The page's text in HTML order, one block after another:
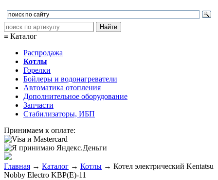
≡ Каталог
Распродажа
Котлы
Горелки
Бойлеры и водонагреватели
Автоматика отопления
Дополнительное оборудование
Запчасти
Стабилизаторы, ИБП
Принимаем к оплате:
Главная → Каталог → Котлы → Котел электрический Kentatsu
Nobby Electro KBP(E)-11